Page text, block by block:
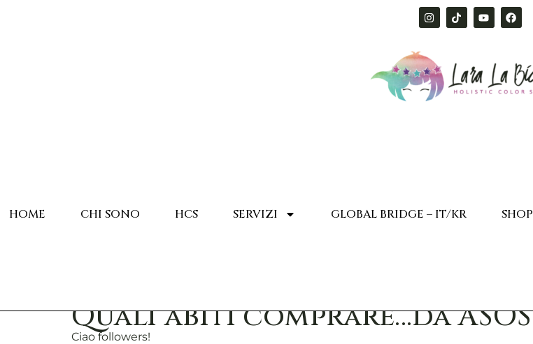
HOME CHI SONO HCS SERVIZI GLOBAL BRIDGE – IT/KR SHOP
Quali abiti comprare…da ASOS
Ciao followers!